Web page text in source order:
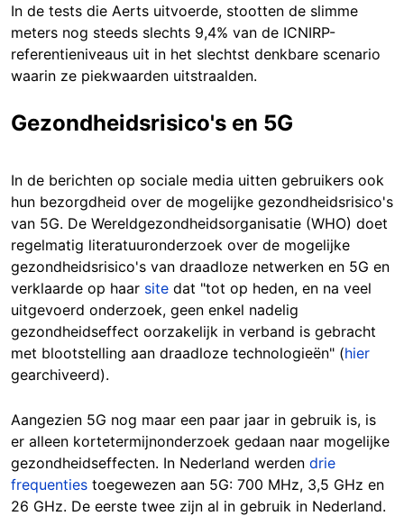
In de tests die Aerts uitvoerde, stootten de slimme
meters nog steeds slechts 9,4% van de ICNIRP-
referentieniveaus uit in het slechtst denkbare scenario
waarin ze piekwaarden uitstraalden.
Gezondheidsrisico's en 5G
In de berichten op sociale media uitten gebruikers ook
hun bezorgdheid over de mogelijke gezondheidsrisico's
van 5G. De Wereldgezondheidsorganisatie (WHO) doet
regelmatig literatuuronderzoek over de mogelijke
gezondheidsrisico's van draadloze netwerken en 5G en
verklaarde op haar site dat "tot op heden, en na veel
uitgevoerd onderzoek, geen enkel nadelig
gezondheidseffect oorzakelijk in verband is gebracht
met blootstelling aan draadloze technologieën" (hier
gearchiveerd).
Aangezien 5G nog maar een paar jaar in gebruik is, is
er alleen kortetermijnonderzoek gedaan naar mogelijke
gezondheidseffecten. In Nederland werden drie
frequenties toegewezen aan 5G: 700 MHz, 3,5 GHz en
26 GHz. De eerste twee zijn al in gebruik in Nederland.